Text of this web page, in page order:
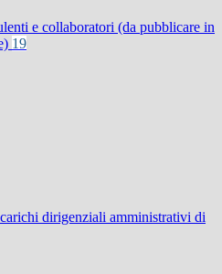
e collaboratori (da pubblicare in
19
dirigenziali amministrativi di